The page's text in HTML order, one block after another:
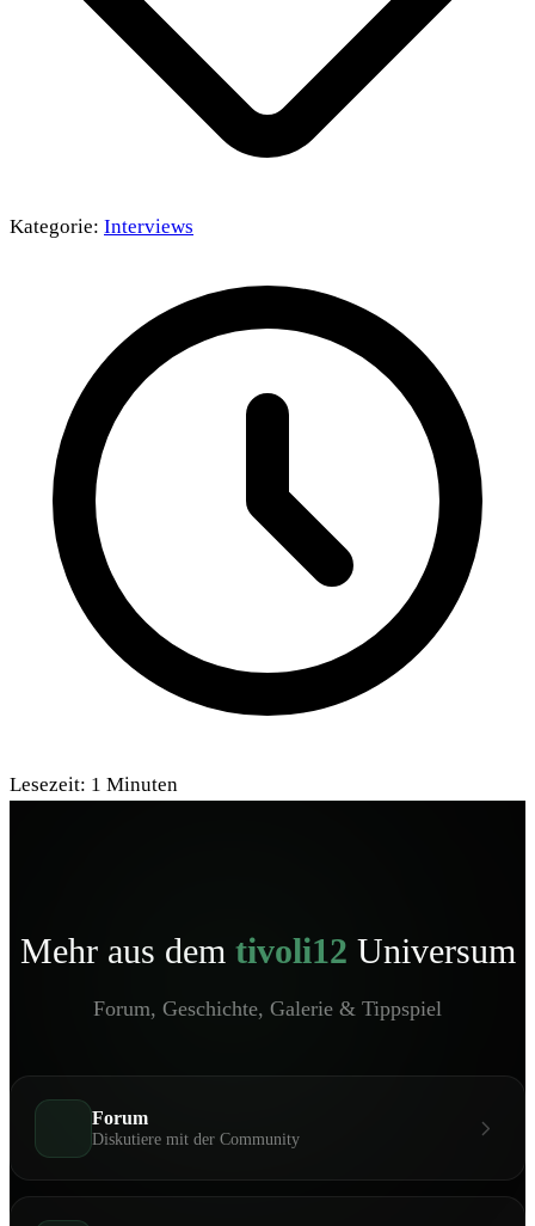
Kategorie: Interviews
Lesezeit: 1 Minuten
Mehr aus dem tivoli12 Universum
Forum, Geschichte, Galerie & Tippspiel
Forum
Diskutiere mit der Community